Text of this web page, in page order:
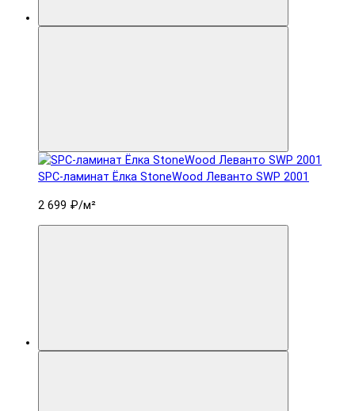
SPC-ламинат Ëлка StoneWood Леванто SWP 2001
2 699 ₽/м²